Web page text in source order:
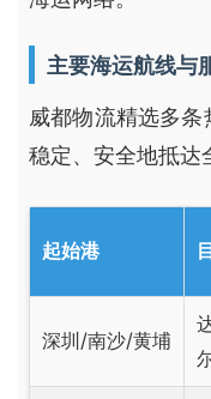
主要海运航线与
威都物流精选多
稳定、安全地抵达
起始港
深圳/南沙/黄埔